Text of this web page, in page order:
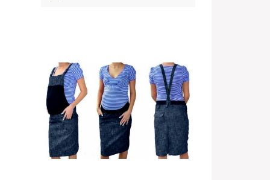
Detail produktu